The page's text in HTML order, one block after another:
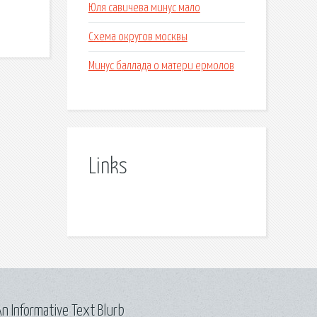
Юля савичева минус мало
Схема округов москвы
Минус баллада о матери ермолов
Links
Informative Text Blurb